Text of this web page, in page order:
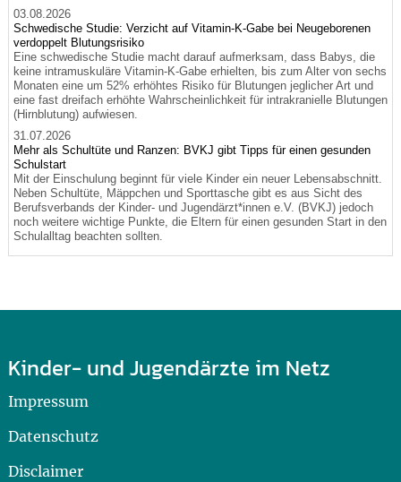
03.08.2026
Schwedische Studie: Verzicht auf Vitamin-K-Gabe bei Neugeborenen
verdoppelt Blutungsrisiko
Eine schwedische Studie macht darauf aufmerksam, dass Babys, die
keine intramuskuläre Vitamin-K-Gabe erhielten, bis zum Alter von sechs
Monaten eine um 52% erhöhtes Risiko für Blutungen jeglicher Art und
eine fast dreifach erhöhte Wahrscheinlichkeit für intrakranielle Blutungen
(Hirnblutung) aufwiesen.
31.07.2026
Mehr als Schultüte und Ranzen: BVKJ gibt Tipps für einen gesunden
Schulstart
Mit der Einschulung beginnt für viele Kinder ein neuer Lebensabschnitt.
Neben Schultüte, Mäppchen und Sporttasche gibt es aus Sicht des
Berufsverbands der Kinder- und Jugendärzt*innen e.V. (BVKJ) jedoch
noch weitere wichtige Punkte, die Eltern für einen gesunden Start in den
Schulalltag beachten sollten.
Kinder- und Jugendärzte im Netz
Impressum
Datenschutz
Disclaimer